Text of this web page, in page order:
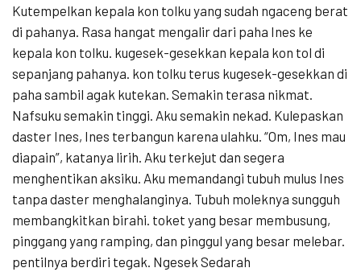
Kutempelkan kepala kon tolku yang sudah ngaceng berat
di pahanya. Rasa hangat mengalir dari paha Ines ke
kepala kon tolku. kugesek-gesekkan kepala kon tol di
sepanjang pahanya. kon tolku terus kugesek-gesekkan di
paha sambil agak kutekan. Semakin terasa nikmat.
Nafsuku semakin tinggi. Aku semakin nekad. Kulepaskan
daster Ines, Ines terbangun karena ulahku. “Om, Ines mau
diapain”, katanya lirih. Aku terkejut dan segera
menghentikan aksiku. Aku memandangi tubuh mulus Ines
tanpa daster menghalanginya. Tubuh moleknya sungguh
membangkitkan birahi. toket yang besar membusung,
pinggang yang ramping, dan pinggul yang besar melebar.
pentilnya berdiri tegak. Ngesek Sedarah